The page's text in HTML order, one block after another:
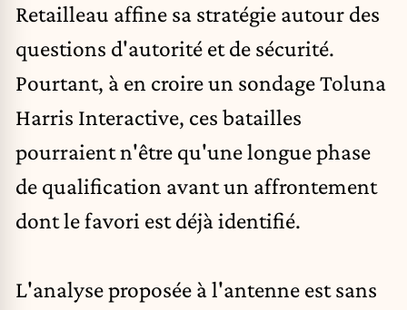
Retailleau affine sa stratégie autour des
questions d'autorité et de sécurité.
Pourtant, à en croire un sondage Toluna
Harris Interactive, ces batailles
pourraient n'être qu'une longue phase
de qualification avant un affrontement
dont le favori est déjà identifié.
L'analyse proposée à l'antenne est sans